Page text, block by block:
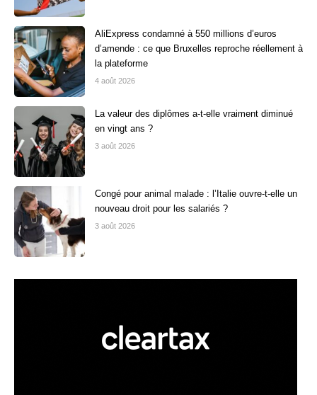
AliExpress condamné à 550 millions d’euros
d’amende : ce que Bruxelles reproche réellement à
la plateforme
4 août 2026
La valeur des diplômes a-t-elle vraiment diminué
en vingt ans ?
3 août 2026
Congé pour animal malade : l’Italie ouvre-t-elle un
nouveau droit pour les salariés ?
3 août 2026